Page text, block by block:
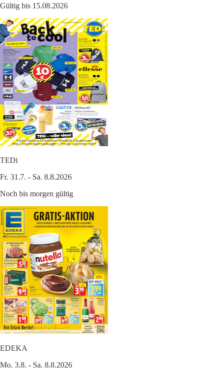
Gültig bis 15.08.2026
TEDi
Fr. 31.7. - Sa. 8.8.2026
Noch bis morgen gültig
EDEKA
Mo. 3.8. - Sa. 8.8.2026